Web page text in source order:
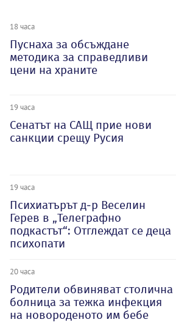
18 часа
Пуснаха за обсъждане
методика за справедливи
цени на храните
19 часа
Сенатът на САЩ прие нови
санкции срещу Русия
19 часа
Психиатърът д-р Веселин
Герев в „Телеграфно
подкастът“: Отглеждат се деца
психопати
20 часа
Родители обвиняват столична
болница за тежка инфекция
на новороденото им бебе